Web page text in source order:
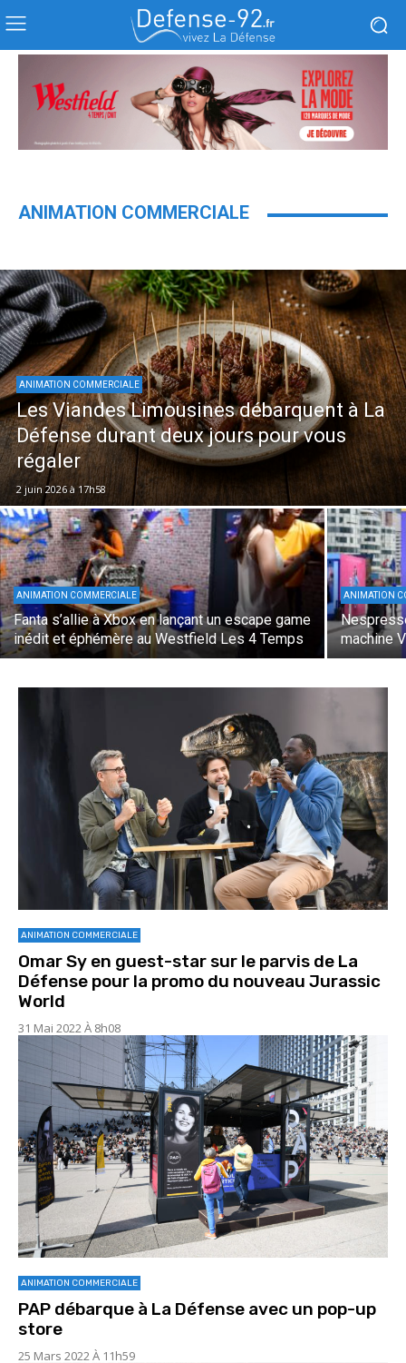
ANIMATION COMMERCIALE
ANIMATION COMMERCIALE
Les Viandes Limousines débarquent à La
Défense durant deux jours pour vous
régaler
2 juin 2026 à 17h58
ANIMATION COMMERCIALE
Fanta s’allie à Xbox en lançant un escape game
inédit et éphémère au Westfield Les 4 Temps
ANIMATION
machine
ANIMATION COMMERCIALE
Omar Sy en guest-star sur le parvis de La
Défense pour la promo du nouveau Jurassic
World
31 Mai 2022 À 8h08
ANIMATION COMMERCIALE
PAP débarque à La Défense avec un pop-up
store
25 Mars 2022 À 11h59